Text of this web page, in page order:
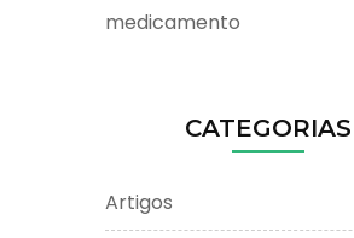
medicamento
CATEGORIAS
Artigos